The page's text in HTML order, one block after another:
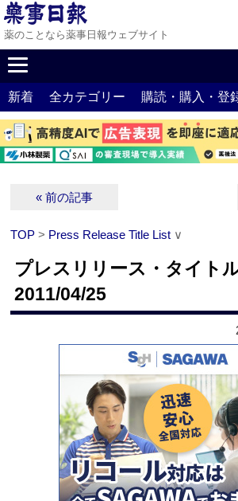
薬のことなら薬事日報ウェブサイト
新着 全カテゴリー 購読・購入・登
« 前の記事
TOP > Press Release Title List ∨
プレスリリース・タイト
2011/04/25